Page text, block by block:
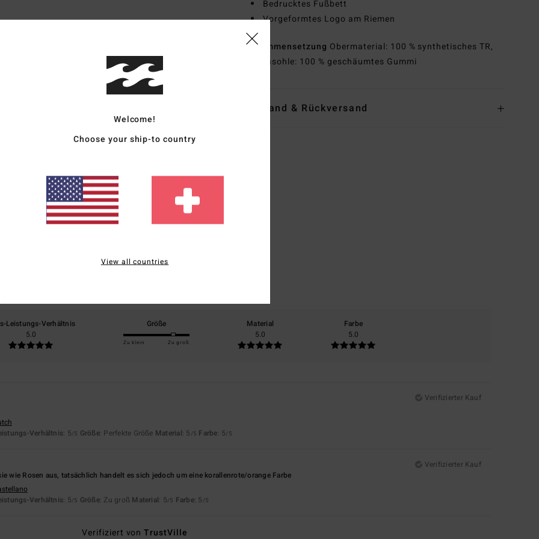
Bedrucktes Fußbett
Vorgeformtes Logo am Riemen
Zusammensetzung Obermaterial: 100 % synthetisches TR,
Außensohle: 100 % geschäumtes Gummi
Versand & Rückversand
Durchschnittliche Bewertung
4.0
Leistungs-Verhältnis
5.0
Größe
Zu klein Zu groß
Material
5.0
Farbe
5.0
Verifizierter Kauf
Verhältnis: 5/5 Größe: Perfekte Größe Material: 5 /5 Farbe: 5/5
Verifizierter Kauf
wie Rosen aus, tatsächlich handelt es sich jedoch um eine korallenrote/orange Farbe
Verhältnis: 5/5 Größe: Zu groß Material: 5/5 Farbe: 5 /5
Verifiziert vonTrustVille
Welcome!
Choose your ship-to country
View all countries